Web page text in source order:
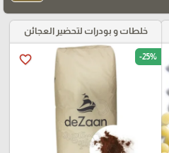
خلطات و بودرات لتحضير العجائن
favorite_border -25%